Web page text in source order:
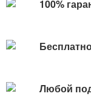
100%
Любой